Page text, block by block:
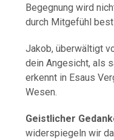
Begegnungwird
durch Mitgefühl
Jakob,überwältigt
deinAngesicht,als
erkennt in Esaus
Wesen.
Geistlicher
widerspiegelnwir